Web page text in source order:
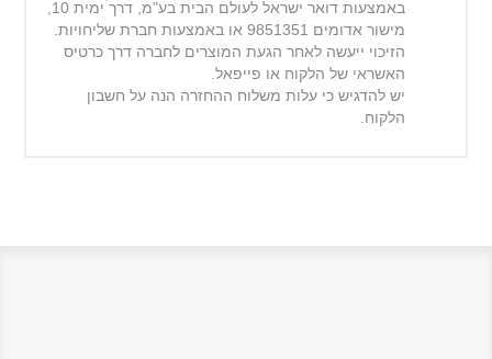
באמצעות דואר ישראל לעולם הבית בע"מ, דרך ימית 10,
מישוראדומים 9851351 או באמצעות חברת שליחויות.
הזיכוי ייעשה לאחר הגעת המוצרים לחברה דרך כרטיס
האשראי של הלקוח או פייפאל.
יש להדגיש כי עלות משלוח ההחזרה הנה על חשבון
הלקוח.